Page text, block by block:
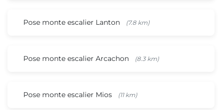
Pose monte escalier Lanton (7.8 km)
Pose monte escalier Arcachon (8.3 km)
Pose monte escalier Mios (11 km)